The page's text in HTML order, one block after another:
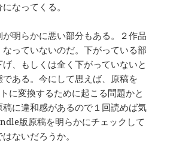
なってくる。
が明らかに悪い部分もある。２作品
っていないのだ。下がっている部
、もしくは全く下がっていないと
ある。今にして思えば、原稿を
に変換するために起こる問題かと
に違和感があるので１回読めば気
版原稿を明らかにチェックして
ないだろうか。